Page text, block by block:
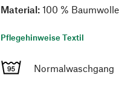
Material: 100 % Baumwolle
Pflegehinweise Textil
Normalwaschgang